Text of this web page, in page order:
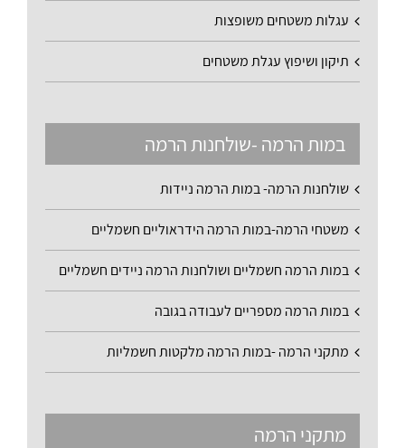
עגלות משטחים משופצות
תיקון ושיפוץ עגלת משטחים
במות הרמה -שולחנות הרמה
שולחנות הרמה- במות הרמה ניידות
משטחי הרמה-במות הרמה הידראוליים חשמליים
במות הרמה חשמליים ושולחנות הרמה ניידים חשמליים
במות הרמה מספריים לעבודה בגובה
מתקני הרמה -במות הרמה מלקטות חשמליות
מתקני הרמה